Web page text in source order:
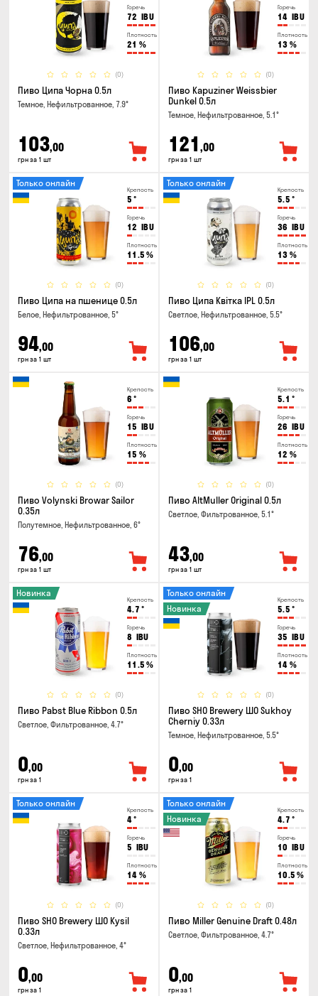
Горечь
72 IBU
Плотность
21 %
(0)
Пиво Ципа Чорна 0.5л
Темное, Нефильтрованное, 7.9°
103,00
грн за 1 шт
Горечь
14 IBU
Плотность
13 %
(0)
Пиво Kapuziner Weissbier
Dunkel 0.5л
Темное, Нефильтрованное, 5.1°
121 ,00
грн за 1 шт
Крепость
5 °
Горечь
12 IBU
Плотность
11.5 %
(0)
Только онлайн
Пиво Ципа на пшенице 0.5л
Белое, Нефильтрованное, 5°
94,00
грн за 1 шт
Крепость
5.5 °
Горечь
36 IBU
Плотность
13 %
(0)
Только онлайн
Пиво Ципа Квітка IPL 0.5л
Светлое, Нефильтрованное, 5.5°
106,00
грн за 1 шт
Крепость
6 °
Горечь
15 IBU
Плотность
15 %
(0)
Пиво Volynski Browar Sailor
0.35л
Полутемное, Нефильтрованное, 6°
76,00
грн за 1 шт
Крепость
5.1 °
Горечь
26 IBU
Плотность
12 %
(0)
Пиво AltMuller Original 0.5л
Светлое, Фильтрованное, 5.1°
43,00
грн за 1 шт
Крепость
4.7 °
Горечь
8 IBU
Плотность
11.5 %
(0)
Новинка
Пиво Pabst Blue Ribbon 0.5л
Светлое, Фильтрованное, 4.7°
0,00
грн за 1
Крепость
5.5 °
Горечь
35 IBU
Плотность
14 %
(0)
Только онлайн
Новинка
Пиво SHO Brewery ШО Sukhoy
Cherniy 0.33л
Темное, Нефильтрованное, 5.5°
0,00
грн за 1
Крепость
4°
Горечь
5 IBU
Плотность
14 %
(0)
Только онлайн
Пиво SHO Brewery ШО Kysil
0.33л
Светлое, Нефильтрованное, 4°
0,00
грн за 1
Крепость
4.7 °
Горечь
10 IBU
Плотность
10.5 %
(0)
Только онлайн
Новинка
Пиво Miller Genuine Draft 0.48л
Светлое, Фильтрованное, 4.7°
0,00
грн за 1